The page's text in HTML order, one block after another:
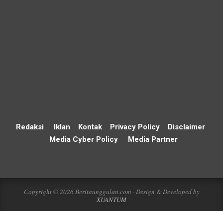
Redaksi Iklan Kontak Privacy Policy
Disclaimer
Media Cyber Policy
Media Partner
Copyright © 2026 Beritaunggulan.com - Design & Developed by
XUANTUM